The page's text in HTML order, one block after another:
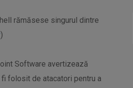
rămăsese singurul dintre
)
Software avertizează
folosit de atacatori pentru a